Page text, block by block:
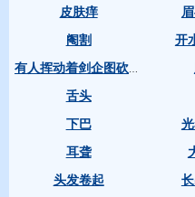
皮肤痒
阉割 开
舌头
下巴
耳聋
头发卷起